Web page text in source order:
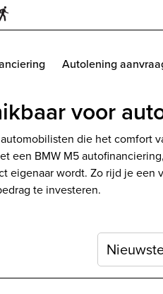
Autolening
voor
die het comfort
een BMW M5
eigenaar wordt. Zo rijd je een
te investeren.
Sortering